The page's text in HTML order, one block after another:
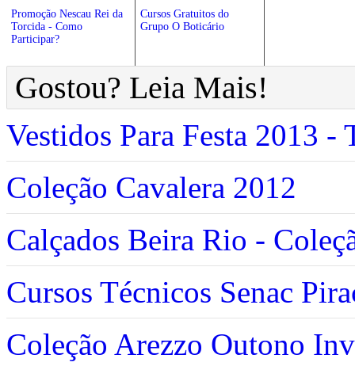
Promoção Nescau Rei da
Torcida - Como
Participar?
Cursos Gratuitos do
Grupo O Boticário
Gostou? Leia Mais!
Vestidos Para Festa 2013 -
Coleção Cavalera 2012
Calçados Beira Rio -
Cursos Técnicos Senac
Coleção Arezzo Outono